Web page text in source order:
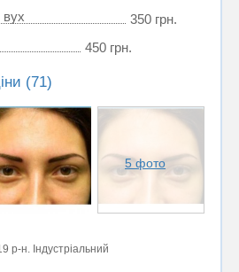
350 грн.
450 грн.
(71)
5 фото
р-н. Індустріальний